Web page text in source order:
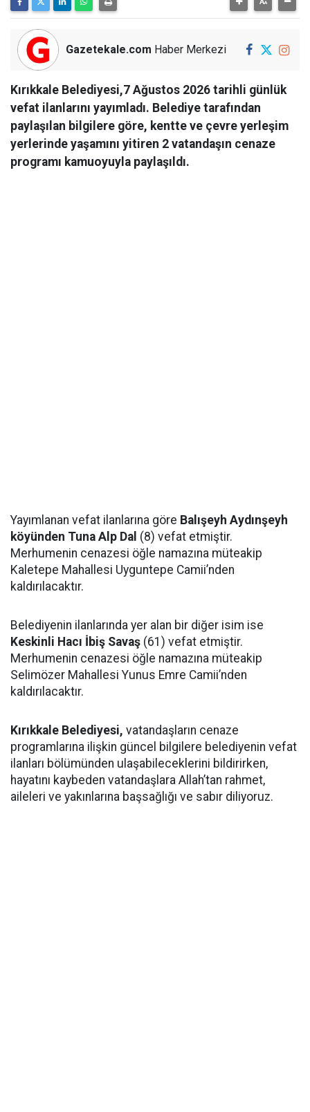
Gazetekale.com Haber Merkezi
Kırıkkale Belediyesi,7 Ağustos 2026 tarihli günlük
vefat ilanlarını yayımladı. Belediye tarafından
paylaşılan bilgilere göre, kentte ve çevre yerleşim
yerlerinde yaşamını yitiren 2 vatandaşın cenaze
programı kamuoyuyla paylaşıldı.
Yayımlanan vefat ilanlarına göre Balışeyh Aydınşeyh
köyünden Tuna Alp Dal (8) vefat etmiştir.
Merhumenin cenazesi öğle namazına müteakip
Kaletepe Mahallesi Uyguntepe Camii’nden
kaldırılacaktır.
Belediyenin ilanlarında yer alan bir diğer isim ise
Keskinli Hacı İbiş Savaş (61) vefat etmiştir.
Merhumenin cenazesi öğle namazına müteakip
Selimözer Mahallesi Yunus Emre Camii’nden
kaldırılacaktır.
Kırıkkale Belediyesi, vatandaşların cenaze
programlarına ilişkin güncel bilgilere belediyenin vefat
ilanları bölümünden ulaşabileceklerini bildirirken,
hayatını kaybeden vatandaşlara Allah’tan rahmet,
aileleri ve yakınlarına başsağlığı ve sabır diliyoruz.